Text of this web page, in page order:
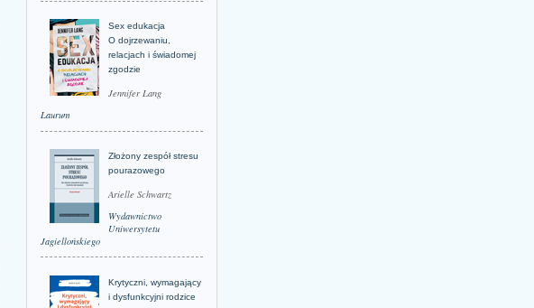
Sex edukacja
O dojrzewaniu,
relacjach i świadomej
zgodzie
Jennifer Lang
Laurum
Złożony zespół stresu
pourazowego
Arielle Schwartz
Wydawnictwo
Uniwersytetu
Jagiellońskiego
Krytyczni, wymagający
i dysfunkcyjni rodzice